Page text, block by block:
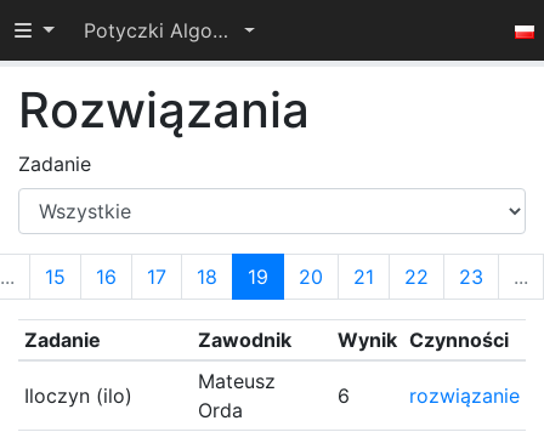
Przełącz widoczność menu
Potyczki Algorytmiczne 2014
Rozwiązania
Zadanie
... 15 16 17 18 19 20 21 22 23 ...
Zadanie Zawodnik Wynik Czynności
Iloczyn (ilo)
Mateusz
Orda
6 rozwiązanie